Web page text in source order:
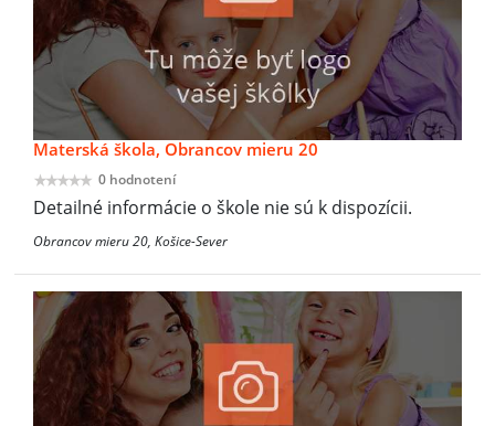
Materská škola, Obrancov mieru 20
0 hodnotení
Detailné informácie o škole nie sú k dispozícii.
Obrancov mieru 20, Košice-Sever